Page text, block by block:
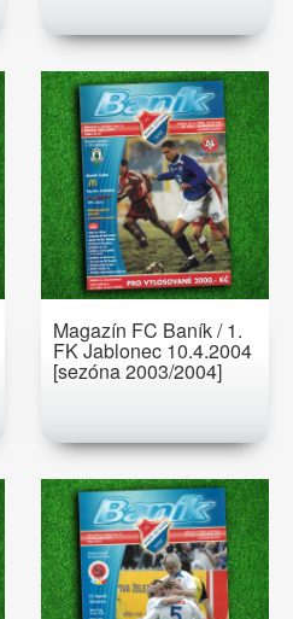
Magazín FC Baník / 1.
FK Jablonec 10.4.2004
[sezóna 2003/2004]